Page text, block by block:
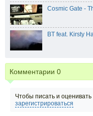
Cosmic Gate -
BT feat. Kirsty
Комментарии 0
Чтобы писать и
зарегистрироваться